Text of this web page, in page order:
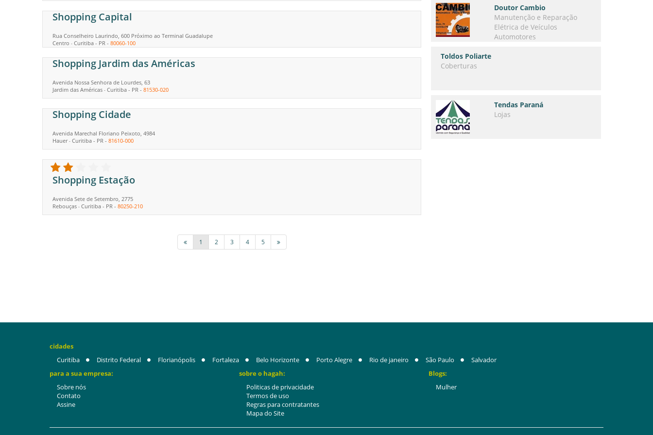
Shopping Capital
Rua Conselheiro Laurindo, 600 Próximo ao Terminal Guadalupe
Centro - Curitiba - PR - 80060-100
Shopping Jardim das Américas
Avenida Nossa Senhora de Lourdes, 63
Jardim das Américas - Curitiba - PR - 81530-020
Shopping Cidade
Avenida Marechal Floriano Peixoto, 4984
Hauer - Curitiba - PR - 81610-000
Shopping Estação
Avenida Sete de Setembro, 2775
Rebouças - Curitiba - PR - 80250-210
1 2 3 4 5
Doutor Cambio
Manutenção e Reparação
Elétrica de Veículos
Automotores
Toldos Poliarte
Coberturas
Tendas Paraná
Lojas
cidades
Curitiba
Distrito Federal Florianópolis Fortaleza Belo Horizonte Porto Alegre Rio de janeiro São Paulo
Salvador
para a sua empresa:
Sobre nós
Contato
Assine
sobre o hagah:
Politicas de privacidade
Termos de uso
Regras para contratantes
Mapa do Site
Blogs:
Mulher